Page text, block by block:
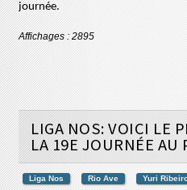
journée.
Affichages : 2895
LIGA NOS: VOICI LE
LA 19E JOURNÉE AU
Liga Nos Rio Ave Yuri